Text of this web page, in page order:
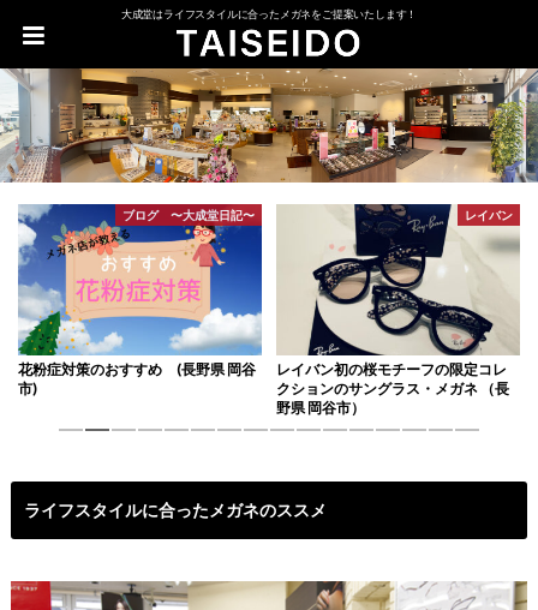
大成堂はライフスタイルに合ったメガネをご提案いたします！
ブログ 〜大成堂日記〜
花粉症対策のおすすめ (長野県 岡谷
市)
レイバン
レイバン初の桜モチーフの限定コレ
クションのサングラス・メガネ （長
野県 岡谷市）
ライフスタイルに合ったメガネのススメ